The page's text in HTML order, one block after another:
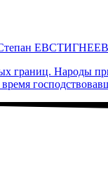
ЕВСТИГНЕЕВ
границ. Народы